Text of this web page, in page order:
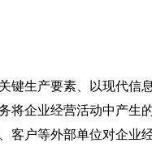
键生产要素、以现代信
将企业经营活动中产生
客户等外部单位对企业